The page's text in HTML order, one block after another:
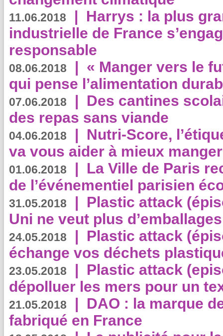
11.06.2018 | Harrys : la plus
industrielle de France
responsable
08.06.2018 | « Manger vers le
qui pense l’alimentation
07.06.2018 | Des cantines
des repas sans viande
04.06.2018 | Nutri-Score,
va vous aider à mieux
01.06.2018 | La Ville de Paris
de l’événementiel parisien
31.05.2018 | Plastic attack
Uni ne veut plus
24.05.2018 | Plastic attack
échange vos déchets
23.05.2018 | Plastic attack
dépolluer les mers pour un
21.05.2018 | DAO : la marque
fabriqué en France